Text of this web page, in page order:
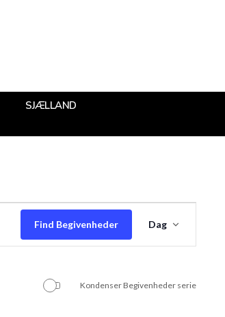
SJÆLLAND
Find Begivenheder Dag
Kondenser Begivenheder serie